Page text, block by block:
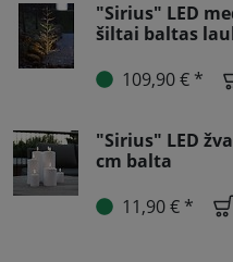
"Sirius" LED
šiltai baltas
109,90 € *
"Sirius" LED
cm balta
11,90 € *